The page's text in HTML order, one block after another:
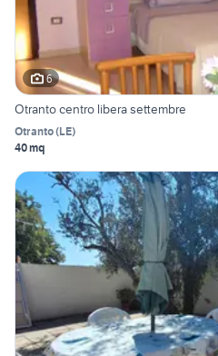
6
Otranto centro libera settembre
Otranto(LE)
40 mq